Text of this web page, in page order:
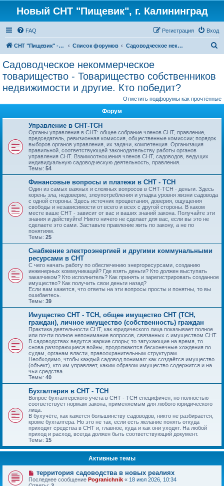
Новый СНТ "Пищевик", г. Калининград
FAQ Вход
Регистрация
СНТ "Пищевик" - возвращение на Главную страницу Список форумов Садоводческое некоммерческое товарищество - Товарищество собственников недвижимости и другие. Кто победит?
Садоводческое некоммерческое
товарищество - Товарищество собственников
недвижимости и другие. Кто победит?
Отметить подфорумы как прочтённые
Форум
Управление в СНТ-ТСН
Органы управления в СНТ: общее собрание членов СНТ, правление,
председатель, ревизионная комиссия, общественные комиссии; порядок
выборов органов управления, их задачи, компетенция. Организация
правильной, соответствующей законодательству работы органов
управления СНТ. Взаимоотношения членов СНТ, садоводов, ведущих
индивидуальную садоводческую деятельность, правления.
Темы: 54
Финансовые вопросы и платежи в СНТ - ТСН
Один из самых важных и сложных вопросов в СНТ-ТСН - деньги. Здесь
корень зла, недоверие, злоупотребления и упадка уровня жизни садовода
с одной стороны. Здесь источник процветания, доверия, ощущения
свободы и независимости от всего и всех с другой стороны. В каком
месте ваше СНТ - зависит от вас и ваших знаний закона. Получайте эти
знания и действуйте! Никто ничего не сделает для вас, если вы это не
сделаете это сами. Заставьте правление жить по закону, а не по
понятиям.
Темы: 25
Снабжение электроэнергией и другими коммунальными
ресурсами в СНТ
С чего начать работу по обеспечению энергоресурсами, созданию
инженерных коммуникаций? Где взять деньги? Кто должен выступать
заказчиком? Кто исполнитель? Как принять и зарегистрировать созданное
имущество? Как получить свои деньги назад?
Если вам кажется, что ответы на эти вопросы просты и понятны, то вы
ошибаетесь.
Темы: 39
Имущество СНТ - ТСН, общее имущество СНТ (ТСН,
граждан), личное имущество (собственность) граждан
Практика деятельности СНТ, как юридического лица показывает полное
или почти полное непонимание вопросов, связанных с имуществом СНТ.
В садоводствах ведутся жаркие споры; то затухающие на время, то
снова разгорающиеся войны, продолжаются бесконечные хождения по
судам, органам власти, правоохранительным структурам.
Необходимо, чтобы каждый садовод понимал: как создаётся имущество
(объект), кто им управляет, каким образом имущество содержится и на
чьи средства.
Темы: 40
Бухгалтерия в СНТ - ТСН
Вопрос бухгалтерского учёта в СНТ - ТСН специфичен, но полностью
соответствует нормам закона, применяемым для любого юридического
лица.
В бухучёте, как кажется большинству садоводов, никто не разбирается,
кроме бухгалтера. Но это не так, если есть желание понять откуда
приходят средства в СНТ и, главное, куда и как они уходят. На любой
приход и расход, всегда должен быть соответствующий документ.
Темы: 15
Активные темы
территория садоводства в новых реалиях
Последнее сообщение Pogranichnik « 18 июл 2026, 10:34